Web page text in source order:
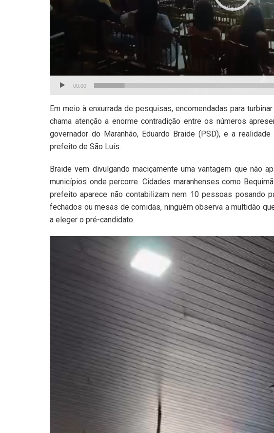
00:00
Em meio à enxurrada de pesquisas, encomendadas para
chama atenção a enorme contradição entre os números
governador do Maranhão, Eduardo Braide (PSD), e a
prefeito de São Luís.
Braide vem divulgando maciçamente uma vantagem que não
municípios onde percorre. Cidades maranhenses como
prefeito aparece não contabilizam nem 10 pessoas posando
fechados ou mesas de comidas, ninguém observa a multidão
a eleger o pré-candidato.